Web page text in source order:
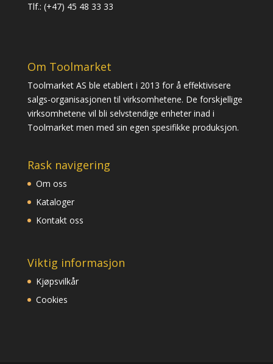
Tlf.: (+47) 45 48 33 33
Om Toolmarket
Toolmarket AS ble etablert i 2013 for å effektivisere
salgs-organisasjonen til virksomhetene. De forskjellige
virksomhetene vil bli selvstendige enheter inad i
Toolmarket men med sin egen spesifikke produksjon.
Rask navigering
Om oss
Kataloger
Kontakt oss
Viktig informasjon
Kjøpsvilkår
Cookies